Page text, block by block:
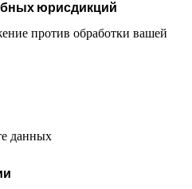
юрисдикций
против обработки вашей
данных